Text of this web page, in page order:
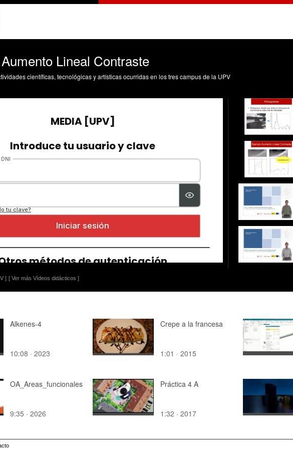
Lineal Contraste
científicas, tecnológicas y artísticas ocurridas en los tres campus de la UPV
] [ Ver más Vídeos didácticos ]
Alkenes-4
10:08 · 2023
Crepe a la francesa
1:01 · 2015
OA_Areas_funcionales
9:35 · 2026
Práctica 4 A
1:32 · 2017